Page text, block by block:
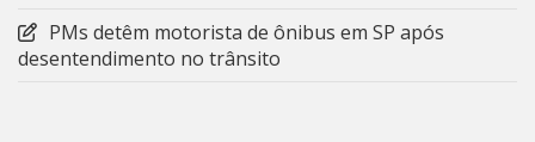
PMs detêm motorista de ônibus em SP após
desentendimento no trânsito